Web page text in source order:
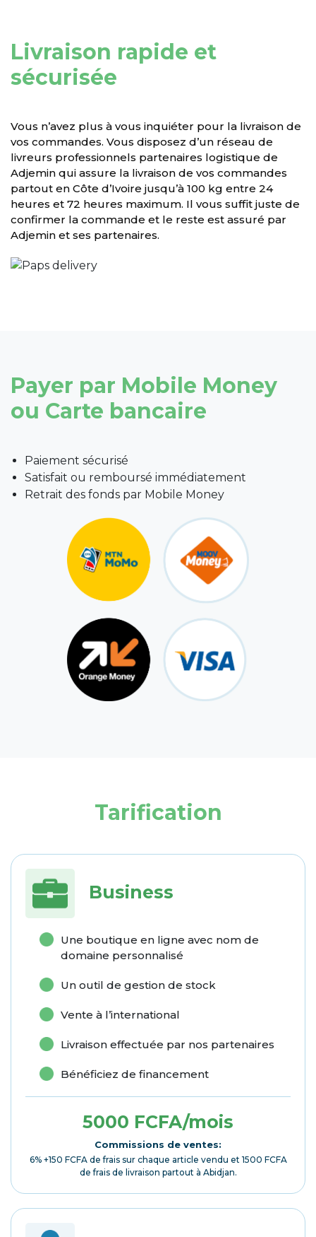
Livraison rapide et
sécurisée
Vous n’avez plus à vous inquiéter pour la livraison de
vos commandes. Vous disposez d’un réseau de
livreurs professionnels partenaires logistique de
Adjemin qui assure la livraison de vos commandes
partout en Côte d’Ivoire jusqu’à 100 kg entre 24
heures et 72 heures maximum. Il vous suffit juste de
confirmer la commande et le reste est assuré par
Adjemin et ses partenaires.
Payer par Mobile Money
ou Carte bancaire
Paiement sécurisé
Satisfait ou remboursé immédiatement
Retrait des fonds par Mobile Money
Tarification
Business
Une boutique en ligne avec nom de
domaine personnalisé
Un outil de gestion de stock
Vente à l’international
Livraison effectuée par nos partenaires
Bénéficiez de financement
5000 FCFA/mois
Commissions de ventes:
6% +150 FCFA de frais sur chaque article vendu et 1500 FCFA
de frais de livraison partout à Abidjan.